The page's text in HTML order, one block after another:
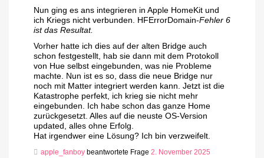
Nun ging es ans integrieren in Apple HomeKit und
ich Kriegs nicht verbunden. HFErrorDomain-Fehler 6
ist das Resultat.
Vorher hatte ich dies auf der alten Bridge auch
schon festgestellt, hab sie dann mit dem Protokoll
von Hue selbst eingebunden, was nie Probleme
machte. Nun ist es so, dass die neue Bridge nur
noch mit Matter integriert werden kann. Jetzt ist die
Katastrophe perfekt, ich krieg sie nicht mehr
eingebunden. Ich habe schon das ganze Home
zurückgesetzt. Alles auf die neuste OS-Version
updated, alles ohne Erfolg.
Hat irgendwer eine Lösung? Ich bin verzweifelt.
apple_fanboy beantwortete Frage 2. November 2025